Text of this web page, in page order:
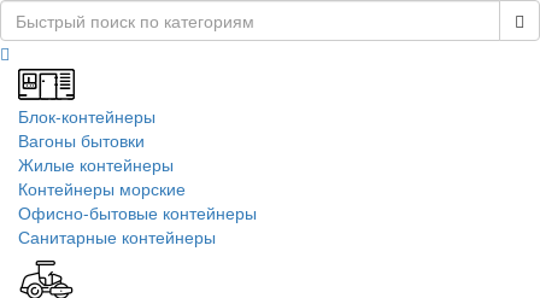
Блок-контейнеры
Вагоны бытовки
Жилые контейнеры
Контейнеры морские
Офисно-бытовые контейнеры
Санитарные контейнеры